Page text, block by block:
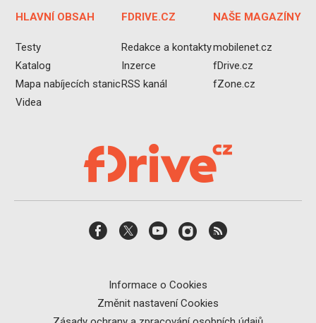
HLAVNÍ OBSAH
Testy
Katalog
Mapa nabíjecích stanic
Videa
FDRIVE.CZ
Redakce a kontakty
Inzerce
RSS kanál
NAŠE MAGAZÍNY
mobilenet.cz
fDrive.cz
fZone.cz
Informace o Cookies
Změnit nastavení Cookies